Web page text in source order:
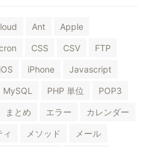
Ant Apple
CSS CSV FTP
iOS iPhone Javascript
MySQL PHP 単位 POP3
まとめ エラー カレンダー
ィ メソッド メール